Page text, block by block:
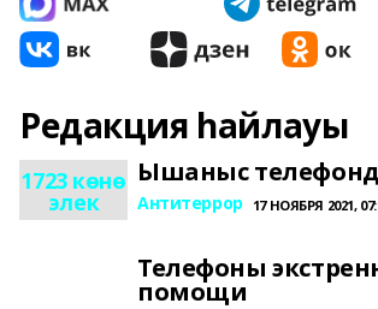
Редакция һайлауы
1723 көнө
элек
Ышаныс
Антитеррор 17 НОЯБРЯ 2021,
Телефоны
помощи